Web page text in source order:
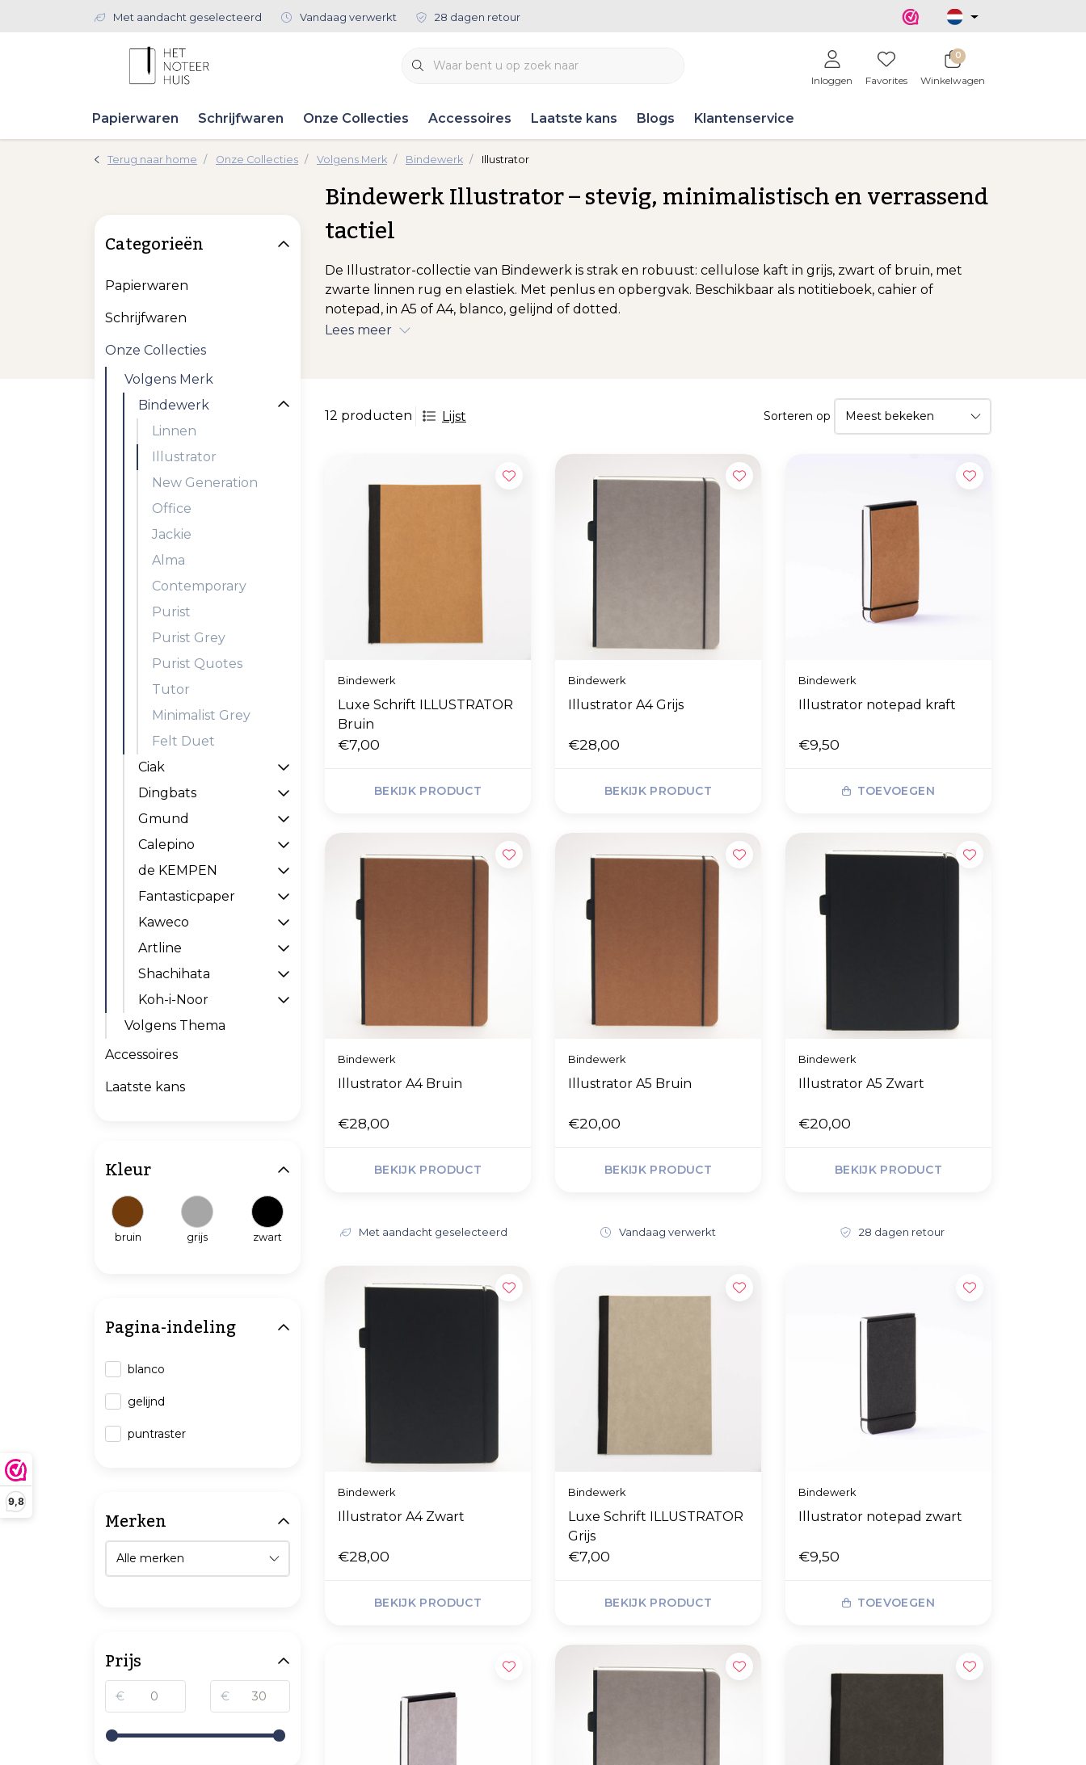
9,8
Met aandacht geselecteerd Vandaag verwerkt 28 dagen retour
Inloggen Favorites
0
Winkelwagen
Papierwaren Schrijfwaren Onze Collecties Accessoires Laatste kans Blogs Klantenservice
Terug naar home Onze Collecties Volgens Merk Bindewerk Illustrator
Bindewerk Illustrator – stevig, minimalistisch en verrassend
tactiel
De Illustrator-collectie van Bindewerk is strak en robuust: cellulose kaft in grijs, zwart of bruin, met
zwarte linnen rug en elastiek. Met penlus en opbergvak. Beschikbaar als notitieboek, cahier of
notepad, in A5 of A4, blanco, gelijnd of dotted.
Lees meer
12 producten Lijst Sorteren op
Bindewerk
Luxe Schrift ILLUSTRATOR
Bruin
€7,00
BEKIJK PRODUCT
Bindewerk
Illustrator A4 Grijs
€28,00
BEKIJK PRODUCT
Bindewerk
Illustrator notepad kraft
€9,50
TOEVOEGEN
Bindewerk
Illustrator A4 Bruin
€28,00
BEKIJK PRODUCT
Bindewerk
Illustrator A5 Bruin
€20,00
BEKIJK PRODUCT
Bindewerk
Illustrator A5 Zwart
€20,00
BEKIJK PRODUCT
Met aandacht geselecteerd Vandaag verwerkt 28 dagen retour
Bindewerk
Illustrator A4 Zwart
€28,00
BEKIJK PRODUCT
Bindewerk
Luxe Schrift ILLUSTRATOR
Grijs
€7,00
BEKIJK PRODUCT
Bindewerk
Illustrator notepad zwart
€9,50
TOEVOEGEN
Categorieën
Papierwaren
Schrijfwaren
Onze Collecties
Volgens Merk
Bindewerk
Linnen
Illustrator
New Generation
Office
Jackie
Alma
Contemporary
Purist
Purist Grey
Purist Quotes
Tutor
Minimalist Grey
Felt Duet
Ciak
Dingbats
Gmund
Calepino
de KEMPEN
Fantasticpaper
Kaweco
Artline
Shachihata
Koh-i-Noor
Volgens Thema
Accessoires
Laatste kans
Kleur
bruin grijs zwart
Pagina-indeling
blanco
gelijnd
puntraster
Merken
Prijs
€ €